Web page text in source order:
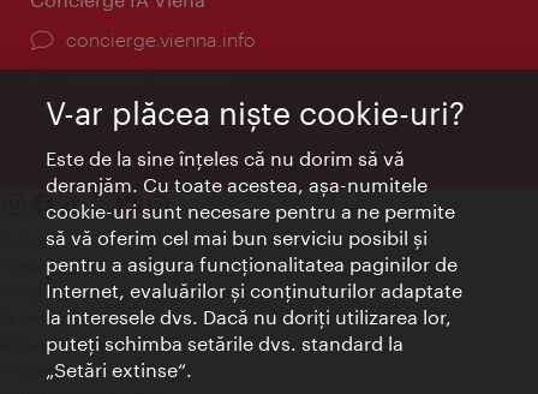
concierge.vienna.info
Contact
Credits
Declaraţie privind protecţia datelor
Terms of Use
Accesibilitate
Contact presa
V-ar plăcea nişte cookie-uri?
Este de la sine înţeles că nu dorim să vă
deranjăm. Cu toate acestea, aşa-numitele
cookie-uri sunt necesare pentru a ne permite
să vă oferim cel mai bun serviciu posibil şi
pentru a asigura funcţionalitatea paginilor de
Internet, evaluărilor şi conţinuturilor adaptate
la interesele dvs. Dacă nu doriţi utilizarea lor,
puteţi schimba setările dvs. standard la
„Setări extinse“.